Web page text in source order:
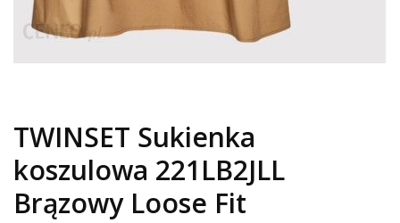
TWINSET Sukienka
koszulowa 221LB2JLL
Brązowy Loose Fit